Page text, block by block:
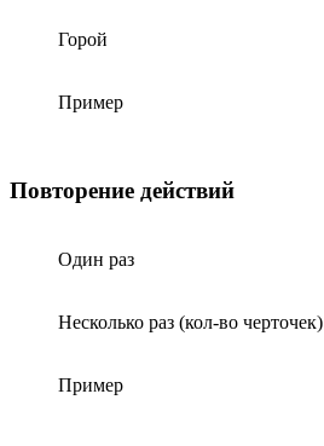
Горой
Пример
Повторение действий
Один раз
Несколько раз (кол-во черточек)
Пример